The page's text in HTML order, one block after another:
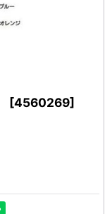
[4560269]